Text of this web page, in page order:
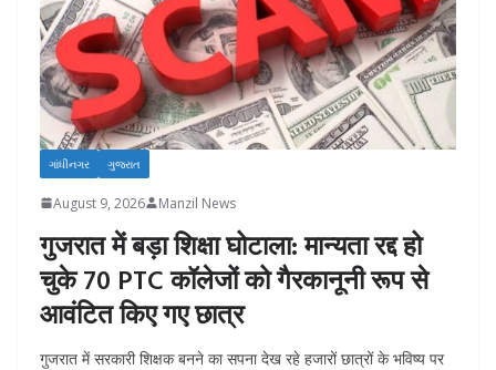
ગાંધીનગર ગુજરાત
August 9, 2026 Manzil News
गुजरात में बड़ा शिक्षा घोटाला: मान्यता रद्द हो
चुके 70 PTC कॉलेजों को गैरकानूनी रूप से
आवंटित किए गए छात्र
गुजरात में सरकारी शिक्षक बनने का सपना देख रहे हजारों छात्रों के भविष्य पर